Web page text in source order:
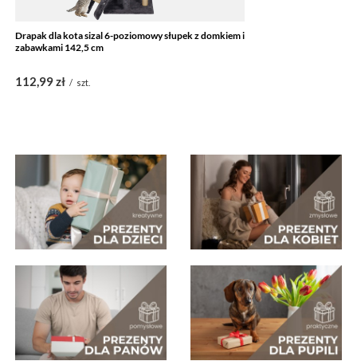
Drapak dla kota sizal 6-poziomowy słupek z domkiem i
zabawkami 142,5 cm
112,99 zł / szt.